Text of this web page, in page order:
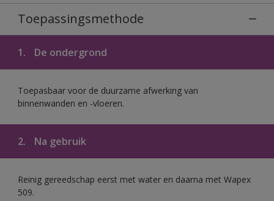
Toepassingsmethode
1. De ondergrond
Toepasbaar voor de duurzame afwerking van
binnenwanden en -vloeren.
2. Na gebruik
Reinig gereedschap eerst met water en daarna met Wapex
509.